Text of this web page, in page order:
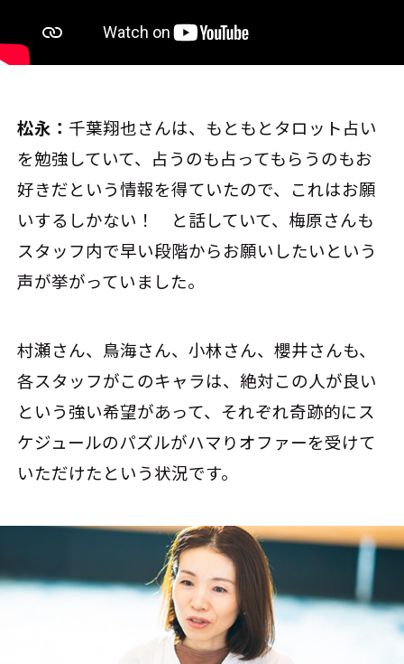
松永： 千葉翔也さんは、もともとタロット占い
を勉強していて、占うのも占ってもらうのもお
好きだという情報を得ていたので、これはお願
いするしかない！ と話していて、梅原さんも
スタッフ内で早い段階からお願いしたいという
声が挙がっていました。
村瀬さん、鳥海さん、小林さん、櫻井さんも、
各スタッフがこのキャラは、絶対この人が良い
という強い希望があって、それぞれ奇跡的にス
ケジュールのパズルがハマりオファーを受けて
いただけたという状況です。